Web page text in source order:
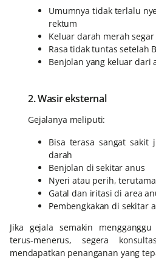
Umumnya tidak terlalu
rektum
Keluar darah merah
Rasa tidak tuntas setelah
Benjolan yang keluar dari
2. Wasir eksternal
Gejalanya meliputi:
Bisa terasa sangat sakit
darah
Benjolan di sekitar anus
Nyeri atau perih,
Gatal dan iritasi di area
Pembengkakan di sekitar
Jika gejala semakin
terus-menerus, segera
mendapatkan penanganan yang